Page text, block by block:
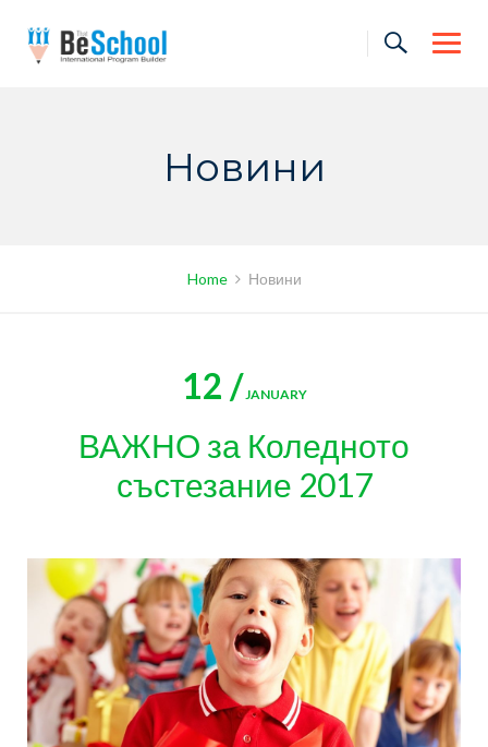
content
Новини
Home Новини
12 /JANUARY
ВАЖНО за Коледното
състезание 2017